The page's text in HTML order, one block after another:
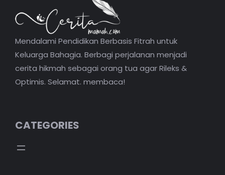
Mendalami Pendidikan Berbasis Fitrah untuk
Keluarga Bahagia. Berbagi perjalanan menjadi
cerita hikmah sebagai orang tua agar Rileks &
Optimis. Selamat. membaca!
CATEGORIES